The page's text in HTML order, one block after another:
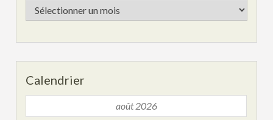
Les
archives
Calendrier
août 2026